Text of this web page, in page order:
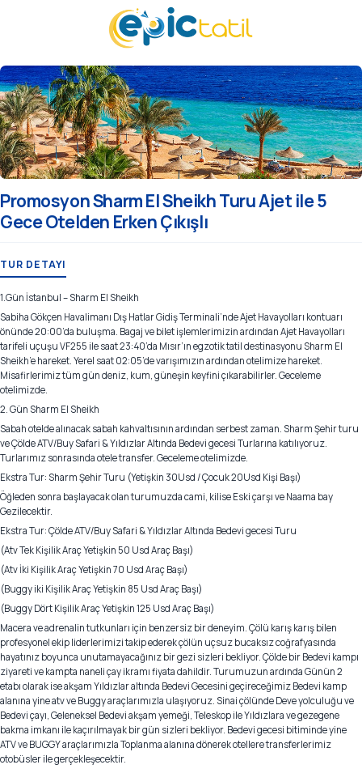
Promosyon Sharm El Sheikh Turu Ajet ile 5
Gece Otelden Erken Çıkışlı
TUR DETAYI
1.Gün İstanbul – Sharm El Sheikh
Sabiha Gökçen Havalimanı Dış Hatlar Gidiş Terminali’nde Ajet Havayolları kontuarı
önünde 20:00’da buluşma. Bagaj ve bilet işlemlerimizin ardından Ajet Havayolları
tarifeli uçuşu VF255 ile saat 23:40’da Mısır’ın egzotik tatil destinasyonu Sharm El
Sheikh’e hareket. Yerel saat 02:05’de varışımızın ardından otelimize hareket.
Misafirlerimiz tüm gün deniz, kum, güneşin keyfini çıkarabilirler. Geceleme
otelimizde.
2. Gün Sharm El Sheikh
Sabah otelde alınacak sabah kahvaltısının ardından serbest zaman. Sharm Şehir turu
ve Çölde ATV/Buy Safari & Yıldızlar Altında Bedevi gecesi Turlarına katılıyoruz.
Turlarımız sonrasında otele transfer. Geceleme otelimizde.
Ekstra Tur: Sharm Şehir Turu (Yetişkin 30Usd / Çocuk 20Usd Kişi Başı)
Öğleden sonra başlayacak olan turumuzda cami, kilise Eski çarşı ve Naama bay
Gezilecektir.
Ekstra Tur: Çölde ATV/Buy Safari & Yıldızlar Altında Bedevi gecesi Turu
(Atv Tek Kişilik Araç Yetişkin 50 Usd Araç Başı)
(Atv İki Kişilik Araç Yetişkin 70 Usd Araç Başı)
(Buggy iki Kişilik Araç Yetişkin 85 Usd Araç Başı)
(Buggy Dört Kişilik Araç Yetişkin 125 Usd Araç Başı)
Macera ve adrenalin tutkunları için benzersiz bir deneyim. Çölü karış karış bilen
profesyonel ekip liderlerimizi takip ederek çölün uçsuz bucaksız coğrafyasında
hayatınız boyunca unutamayacağınız bir gezi sizleri bekliyor. Çölde bir Bedevi kampı
ziyareti ve kampta naneli çay ikramı fiyata dahildir. Turumuzun ardında Günün 2
etabı olarak ise akşam Yıldızlar altında Bedevi Gecesini geçireceğimiz Bedevi kamp
alanına yine atv ve Buggy araçlarımızla ulaşıyoruz. Sinai çölünde Deve yolculuğu ve
Bedevi çayı, Geleneksel Bedevi akşam yemeği, Teleskop ile Yıldızlara ve gezegene
bakma imkanı ile kaçırılmayak bir gün sizleri bekliyor. Bedevi gecesi bitiminde yine
ATV ve BUGGY araçlarımızla Toplanma alanına dönerek otellere transferlerimiz
otobüsler ile gerçekleşecektir.